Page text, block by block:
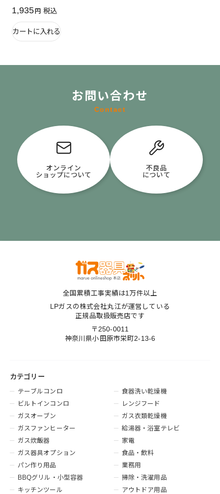
1,935 税込
カートに入れる
お問い合わせ
Contact
オンライン
ショップについて
不良品
について
全国累積工事実績は1万件以上
LPガスの株式会社丸江が運営している
正規品取扱販売店です
〒250-0011
神奈川県小田原市栄町2-13-6
カテゴリー
テーブルコンロ
ビルトインコンロ
ガスオーブン
ガスファンヒーター
ガス炊飯器
ガス器具オプション
パン作り用品
BBQグリル・小型容器
キッチンツール
食器洗い乾燥機
レンジフード
ガス衣類乾燥機
給湯器・浴室テレビ
家電
食品・飲料
業務用
掃除・洗濯用品
アウトドア用品